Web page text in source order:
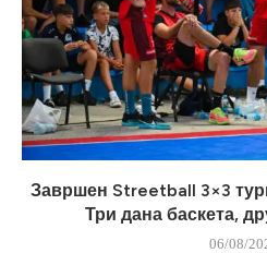
Завршен Streetball 3×3
Три дана баскета,
06/08/